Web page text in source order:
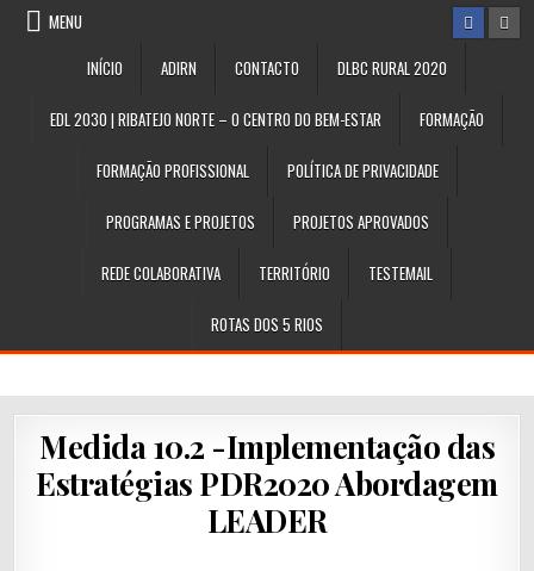
Skip
MENU
INÍCIO
ADIRN CONTACTO DLBC RURAL 2020
EDL 2030 | RIBATEJO NORTE – O CENTRO DO BEM-ESTAR FORMAÇÃO
FORMAÇÃO PROFISSIONAL POLÍTICA DE PRIVACIDADE
PROGRAMAS E PROJETOS PROJETOS APROVADOS
REDE COLABORATIVA TERRITÓRIO TESTEMAIL
ROTAS DOS 5 RIOS
Medida 10.2 -Implementação das
Estratégias PDR2020 Abordagem
LEADER